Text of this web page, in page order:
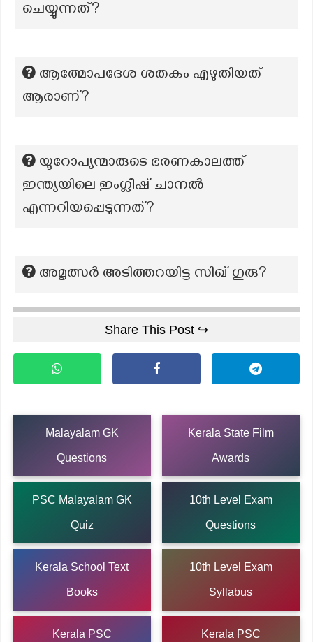
ചെയ്യുന്നത്?
ആത്മോപദേശ ശതകം എഴുതിയത്
ആരാണ്?
യൂറോപ്യന്മാരുടെ ഭരണകാലത്ത്
ഇന്ത്യയിലെ ഇംഗ്ലീഷ് ചാനൽ
എന്നറിയപ്പെടുന്നത്?
അമൃത്സർ അടിത്തറയിട്ട സിഖ് ഗുരു?
Share This Post ↪
Malayalam GK
Questions
Kerala State Film
Awards
PSC Malayalam GK
Quiz
10th Level Exam
Questions
Kerala School Text
Books
10th Level Exam
Syllabus
Kerala PSC Kerala PSC